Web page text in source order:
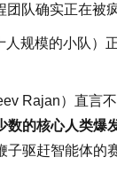
队确实正在被
规模的小队）
Rajan）直言
的核心人类爆
驱赶智能体的